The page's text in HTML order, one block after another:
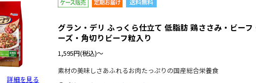
詳細を見る
グラン・デリ ふっくら仕立て 低脂肪 鶏ささみ・ビー
ーズ・角切りビーフ粒入り
1,595円(税込)～
素材の美味しさあふれるお肉たっぷりの国産総合栄養食